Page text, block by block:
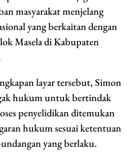
masyarakat menjelang
yang berkaitan dengan
Masela di Kabupaten
layar tersebut, Simon
hukum untuk bertindak
penyelidikan ditemukan
hukum sesuai ketentuan
yang berlaku.